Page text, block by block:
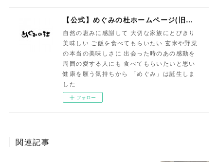
【公式】めぐみの杜ホームページ(旧自然食工房）
自然の恵みに感謝して 大切な家族にとびきり
美味しい ご飯を食べてもらいたい 玄米や野菜
の本当の美味しさに 出会った時のあの感動を
周囲の愛する人にも 食べてもらいたいと思い
健康を願う気持ちから 「めぐみ」は誕生しま
した
フォロー
関連記事